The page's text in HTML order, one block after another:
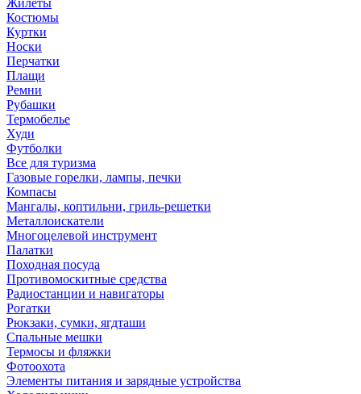
Жилеты
Костюмы
Куртки
Носки
Перчатки
Плащи
Ремни
Рубашки
Термобелье
Худи
Футболки
Все для туризма
Газовые горелки, лампы, печки
Компасы
Мангалы, коптильни, гриль-решетки
Металлоискатели
Многоцелевой инструмент
Палатки
Походная посуда
Противомоскитные средства
Радиостанции и навигаторы
Рогатки
Рюкзаки, сумки, ягдташи
Спальные мешки
Термосы и фляжки
Фотоохота
Элементы питания и зарядные устройства